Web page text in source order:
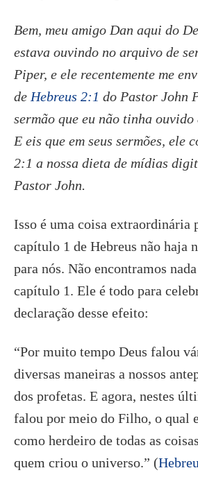
Bem, meu amigo Dan aqui do
estava ouvindo no arquivo de
Piper, e ele recentemente me
de Hebreus 2:1 do Pastor John
sermão que eu não tinha ouvido
E eis que em seus sermões, ele
2:1 a nossa dieta de mídias
Pastor John.
Isso é uma coisa extraordinária
capítulo 1 de Hebreus não haja
para nós. Não encontramos
capítulo 1. Ele é todo para
declaração desse efeito:
“Por muito tempo Deus falou
diversas maneiras a nossos
dos profetas. E agora, nestes
falou por meio do Filho, o qual
como herdeiro de todas as
quem criou o universo.” (